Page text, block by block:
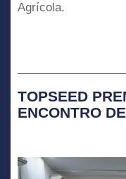
Agrícola.
TOPSEED
ENCONTRO